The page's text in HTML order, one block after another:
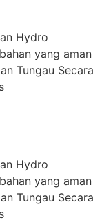
Hydro
yang aman
Tungau Secara
Hydro
yang aman
Tungau Secara